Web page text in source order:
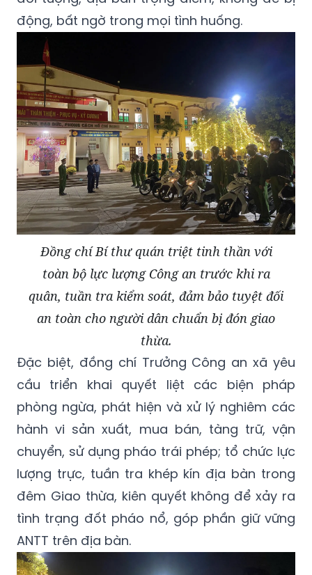
động, bất ngờ trong mọi tình huống.
Đồng chí Bí thư quán triệt tinh thần với
toàn bộ lực lượng Công an trước khi ra
quân, tuần tra kiểm soát, đảm bảo tuyệt đối
an toàn cho người dân chuẩn bị đón giao
thừa.
Đặc biệt, đồng chí Trưởng Công an xã yêu
cầu triển khai quyết liệt các biện pháp
phòng ngừa, phát hiện và xử lý nghiêm các
hành vi sản xuất, mua bán, tàng trữ, vận
chuyển, sử dụng pháo trái phép; tổ chức lực
lượng trực, tuần tra khép kín địa bàn trong
đêm Giao thừa, kiên quyết không để xảy ra
tình trạng đốt pháo nổ, góp phần giữ vững
ANTT trên địa bàn.